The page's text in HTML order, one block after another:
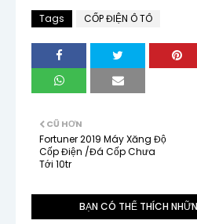
Tags CỐP ĐIỆN Ô TÔ
CŨ HƠN
Fortuner 2019 Máy Xăng Độ
Cốp Điện /Đá Cốp Chưa
Tới 10tr
BẠN CÓ THỂ THÍCH